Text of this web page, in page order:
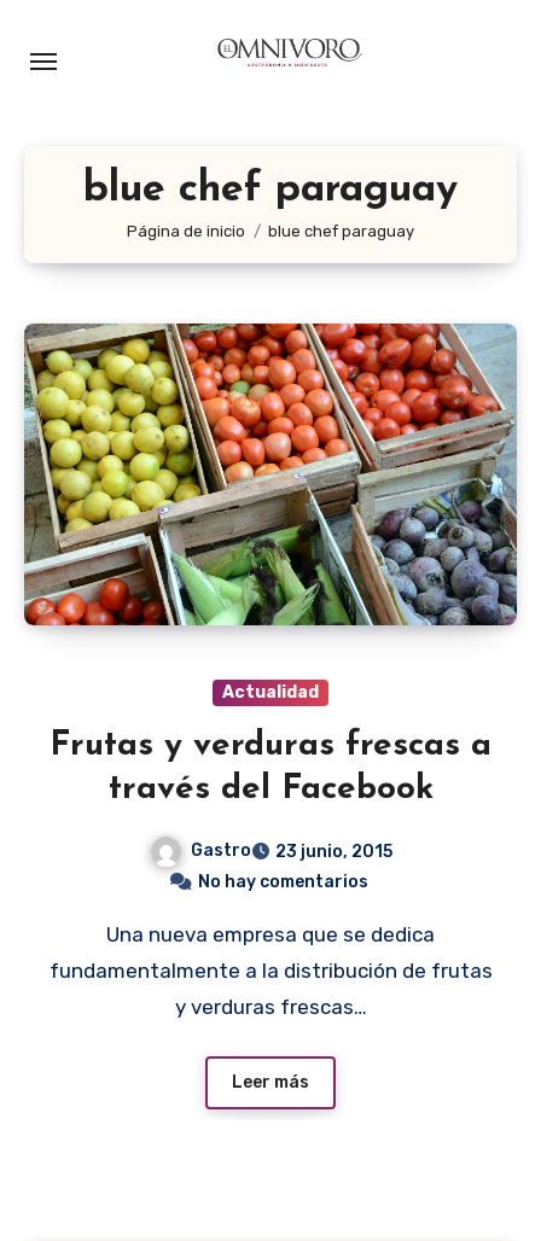
blue chef paraguay
Página de inicio blue chef paraguay
Actualidad
Frutas y verduras frescas a
través del Facebook
Gastro
23 junio, 2015
No hay comentarios
Una nueva empresa que se dedica
fundamentalmente a la distribución de frutas
y verduras frescas…
Leer más